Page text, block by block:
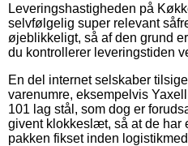
Leveringshastigheden på
selvfølgelig super relevant
øjeblikkeligt, så af den grund
du kontrollerer leveringstiden
En del internet selskaber
varenumre, eksempelvis
101 lag stål, som dog er
givent klokkeslæt, så at de har
pakken fikset inden